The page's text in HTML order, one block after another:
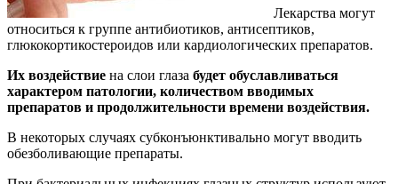
Лекарства могут
относиться к группе антибиотиков, антисептиков,
глюкокортикостероидов или кардиологических препаратов.
Их воздействие на слои глаза будет обуславливаться
характером патологии, количеством вводимых
препаратов и продолжительности времени воздействия.
В некоторых случаях субконъюнктивально могут вводить
обезболивающие препараты.